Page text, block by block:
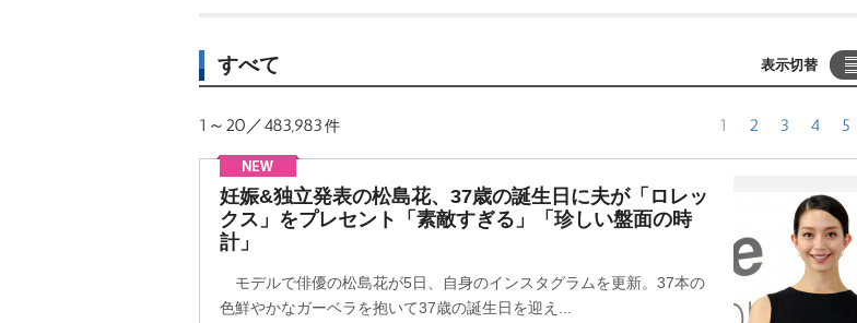
すべて 表示切替
1～20／483,983件 1 2 3 4 5
妊娠&独立発表の松島花、37歳の誕生日に夫が「ロレッ
クス」をプレセント「素敵すぎる」「珍しい盤面の時
計」
モデルで俳優の松島花が5日、自身のインスタグラムを更新。37本の
色鮮やかなガーベラを抱いて37歳の誕生日を迎え...